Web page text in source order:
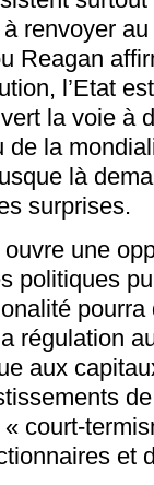
renvoyer
Reagan
l’Etat
la voie à
de la
là
surprises.
une
politiques
régulation
aux
court-
et